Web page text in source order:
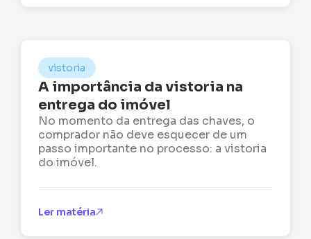
vistoria
A importância da vistoria na
entrega do imóvel
No momento da entrega das chaves, o
comprador não deve esquecer de um
passo importante no processo: a vistoria
do imóvel.
Ler matéria